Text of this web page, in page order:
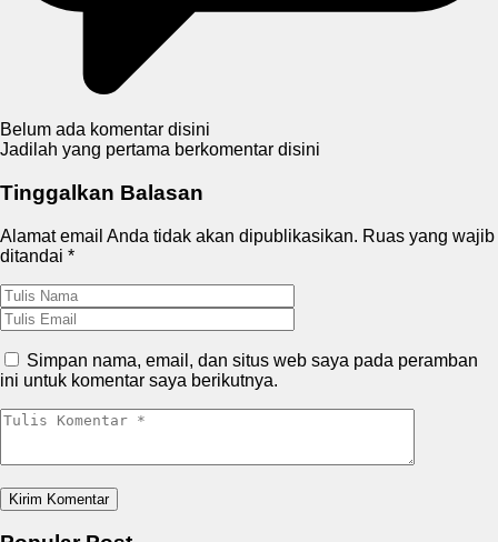
Belum ada komentar disini
Jadilah yang pertama berkomentar disini
Tinggalkan Balasan
Alamat email Anda tidak akan dipublikasikan. Ruas yang wajib
ditandai *
Simpan nama, email, dan situs web saya pada peramban
ini untuk komentar saya berikutnya.